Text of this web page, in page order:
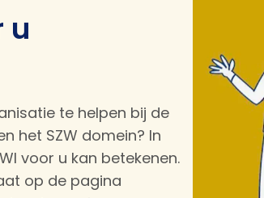
u
te helpen bij de
het SZW domein? In
voor u kan betekenen.
op de pagina